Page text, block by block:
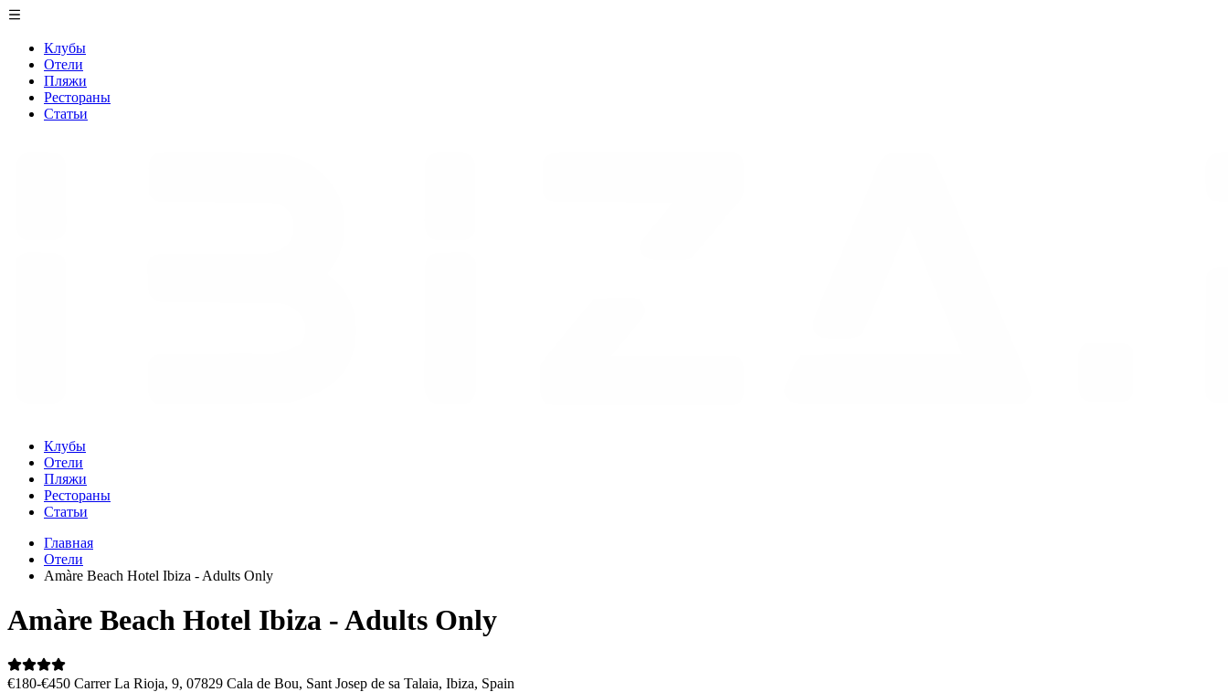
Клубы
Отели
Пляжи
Рестораны
Статьи
Клубы
Отели
Пляжи
Рестораны
Статьи
Главная
Отели
Amàre Beach Hotel Ibiza - Adults Only
Amàre Beach Hotel Ibiza - Adults Only
€180-€450 Carrer La Rioja, 9, 07829 Cala de Bou, Sant Josep de sa Talaia, Ibiza, Spain